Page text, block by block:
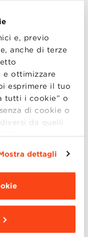
e, previo
anche di terze
e ottimizzare
esprimere il tuo
tutti i cookie” o
di cookie o
da quelli
il presente
”. Per
e
parti e i cookie
dettagli
nuovi
Il lusso
ma
Generale,
Veneta
Manager
The Coca-